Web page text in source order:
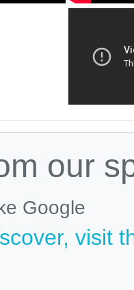
our
Google
visit